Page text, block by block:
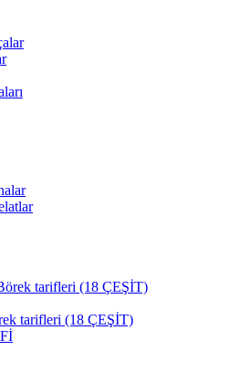
tarifleri (18 ÇEŞİT)